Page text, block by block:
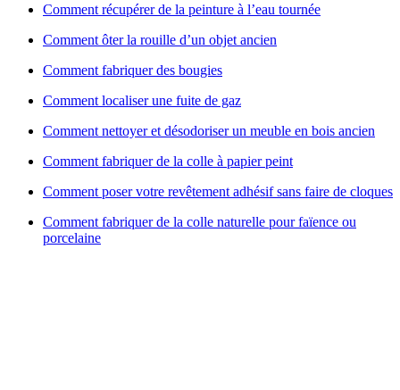
Comment récupérer de la peinture à l’eau tournée
Comment ôter la rouille d’un objet ancien
Comment fabriquer des bougies
Comment localiser une fuite de gaz
Comment nettoyer et désodoriser un meuble en bois ancien
Comment fabriquer de la colle à papier peint
Comment poser votre revêtement adhésif sans faire de cloques
Comment fabriquer de la colle naturelle pour faïence ou
porcelaine